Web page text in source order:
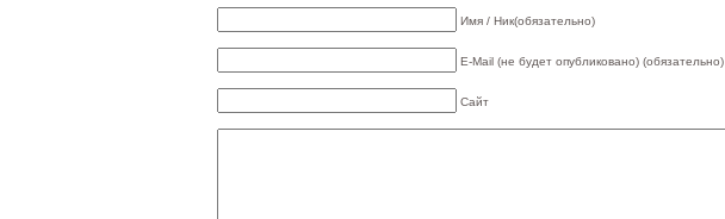
Имя / Ник(обязательно)
E-Mail (не будет опубликовано) (обязательно)
Сайт